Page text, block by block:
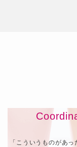
「こういうものがあ